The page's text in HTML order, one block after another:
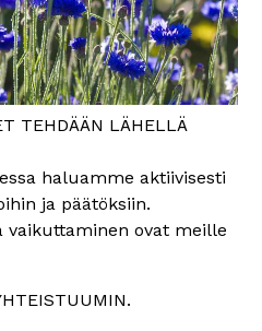
TEHDÄÄN LÄHELLÄ
haluamme aktiivisesti
ja päätöksiin.
vaikuttaminen ovat meille